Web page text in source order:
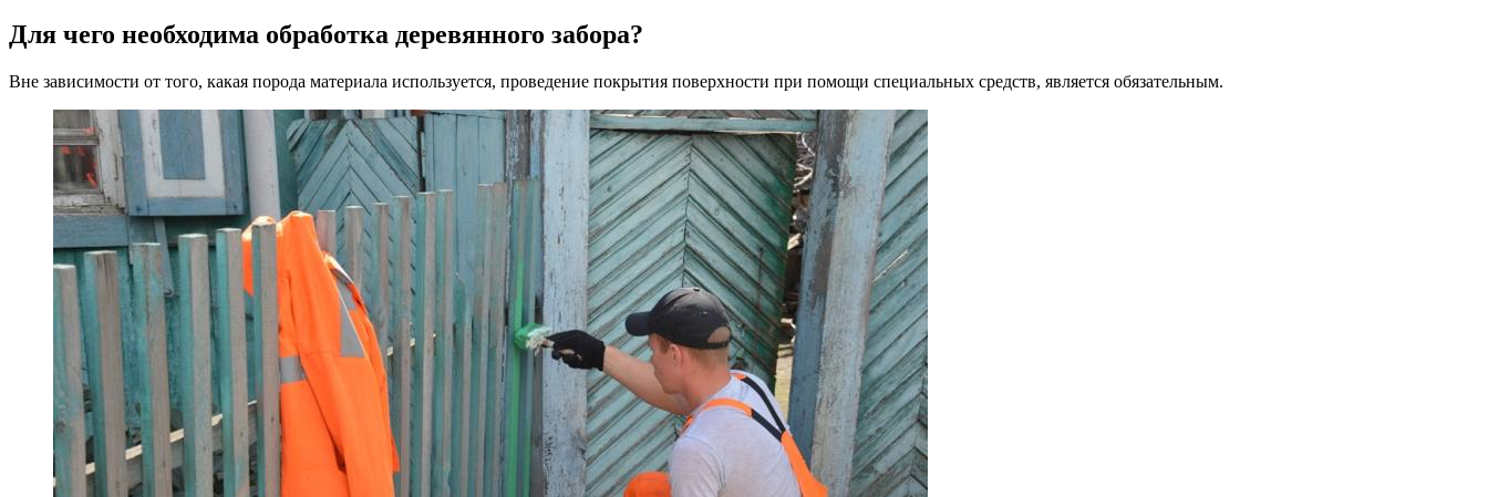
Для чего необходима обработка деревянного забора?
Вне зависимости от того, какая порода материала используется, проведение покрытия поверхности при помощи специальных средств, является обязательным.